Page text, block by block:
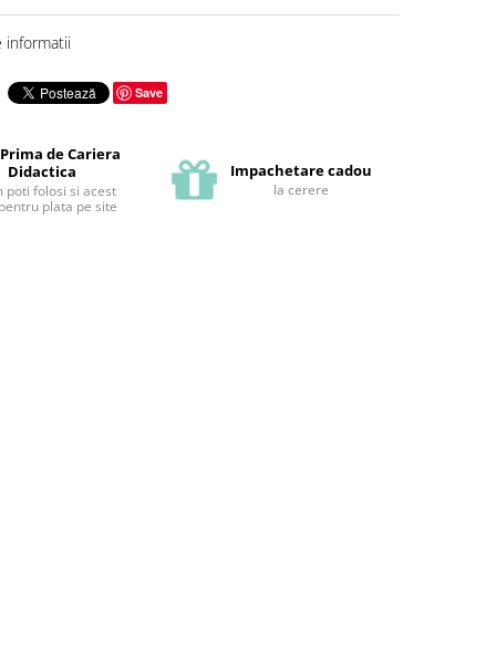
informatii
Save
de Cariera
Didactica
poti folosi si acest
plata pe site
Impachetare cadou
la cerere